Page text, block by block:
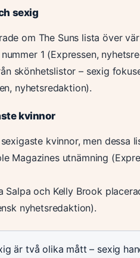
sexig
om The Suns lista över
1 (Expressen,
skönhetslistor – sexig
nyhetsredaktion).
kvinnor
kvinnor, men dessa
Magazines utnämning
Salpa och Kelly Brook
nyhetsredaktion).
är två olika mått – sexig